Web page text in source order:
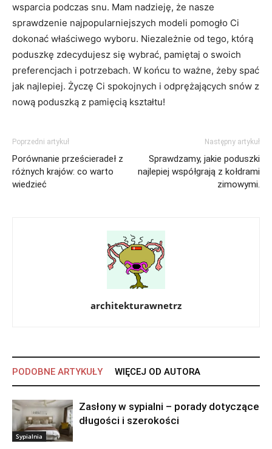
‍wsparcia podczas snu. Mam nadzieję, że⁣ nasze
sprawdzenie najpopularniejszych⁣ modeli⁢ pomogło Ci
dokonać właściwego wyboru. Niezależnie od tego, którą
poduszkę zdecydujesz się wybrać, pamiętaj o swoich
preferencjach i potrzebach. W końcu to ważne, żeby spać
jak najlepiej. Życzę Ci spokojnych i odprężających snów z⁢
nową‌ poduszką z pamięcią kształtu!
Poprzedni artykuł
Porównanie prześcieradeł z
różnych krajów: co warto
wiedzieć
Następny artykuł
Sprawdzamy, jakie poduszki
najlepiej współgrają z kołdrami
zimowymi.
architekturawnetrz
PODOBNE ARTYKUŁY WIĘCEJ OD AUTORA
Sypialnia
Zasłony w sypialni – porady dotyczące
długości i szerokości